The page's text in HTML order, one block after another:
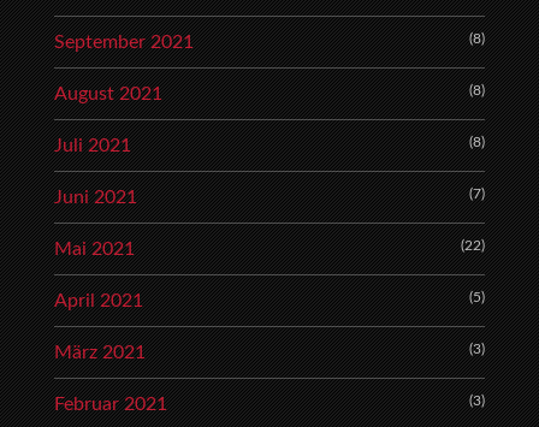
September 2021 (8)
August 2021 (8)
Juli 2021 (8)
Juni 2021 (7)
Mai 2021 (22)
April 2021 (5)
März 2021 (3)
Februar 2021 (3)